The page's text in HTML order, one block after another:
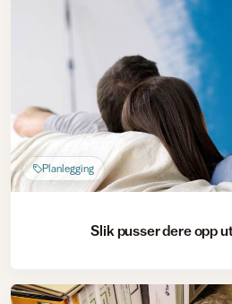
Planlegging
Slik pusser dere opp